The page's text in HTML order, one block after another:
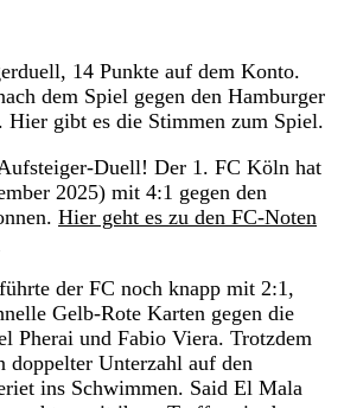
14 Punkte auf dem Konto.
dem Spiel gegen den Hamburger
Hier gibt es die Stimmen zum Spiel.
Duell! Der 1. FC Köln hat
2025) mit 4:1 gegen den
Hier geht es zu den FC-Noten
der FC noch knapp mit 2:1,
Gelb-Rote Karten gegen die
Pherai und Fabio Viera. Trotzdem
doppelter Unterzahl auf den
ins Schwimmen. Said El Mala